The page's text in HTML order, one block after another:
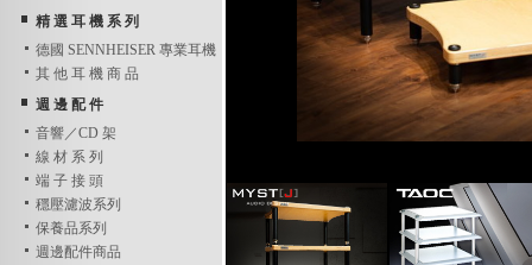
精 選 耳 機 系 列
德國 SENNHEISER 專業耳機
其 他 耳 機 商 品
週 邊 配 件
音響／CD 架
線 材 系 列
端 子 接 頭
穩壓濾波系列
保養品系列
週邊配件商品